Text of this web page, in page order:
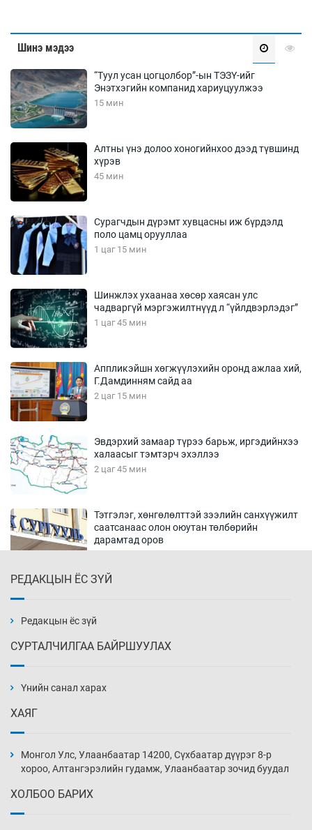
Шинэ мэдээ
“Туул усан цогцолбор”-ын ТЭЗҮ-ийг
Энэтхэгийн компанид хариуцуулжээ
15 мин
Алтны үнэ долоо хоногийнхоо дээд түвшинд
хүрэв
45 мин
Сурагчдын дүрэмт хувцасны иж бүрдэлд
поло цамц орууллаа
1 цаг 15 мин
Шинжлэх ухаанаа хөсөр хаясан улс
чадваргүй мэргэжилтнүүд л “үйлдвэрлэдэг”
1 цаг 45 мин
Аппликэйшн хөгжүүлэхийн оронд ажлаа хий,
Г.Дамдинням сайд аа
2 цаг 15 мин
Эвдэрхий замаар түрээ барьж, иргэдийнхээ
халаасыг тэмтэрч эхэллээ
2 цаг 45 мин
Тэтгэлэг, хөнгөлөлттэй зээлийн санхүүжилт
саатсанаас олон оюутан төлбөрийн
дарамтад оров
18 цаг 45 мин
19 цаг 15 мин
19 цаг 45 мин
РЕДАКЦЫН ЁС ЗҮЙ
Редакцын ёс зүй
СУРТАЛЧИЛГАА БАЙРШУУЛАХ
Үнийн санал харах
ХАЯГ
Монгол Улс, Улаанбаатар 14200, Сүхбаатар дүүрэг 8-р
хороо, Алтангэрэлийн гудамж, Улаанбаатар зочид буудал
ХОЛБОО БАРИХ